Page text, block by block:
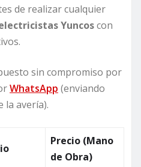
de realizar cualquier
Yuncoscon
sin compromiso por
WhatsApp (enviando
la avería).
Precio (Mano
de Obra)